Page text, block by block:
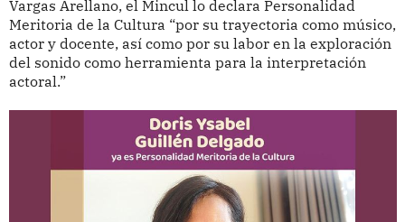
Vargas Arellano, el Mincul lo declara Personalidad
Meritoria de la Cultura “por su trayectoria como músico,
actor y docente, así como por su labor en la exploración
del sonido como herramienta para la interpretación
actoral.”